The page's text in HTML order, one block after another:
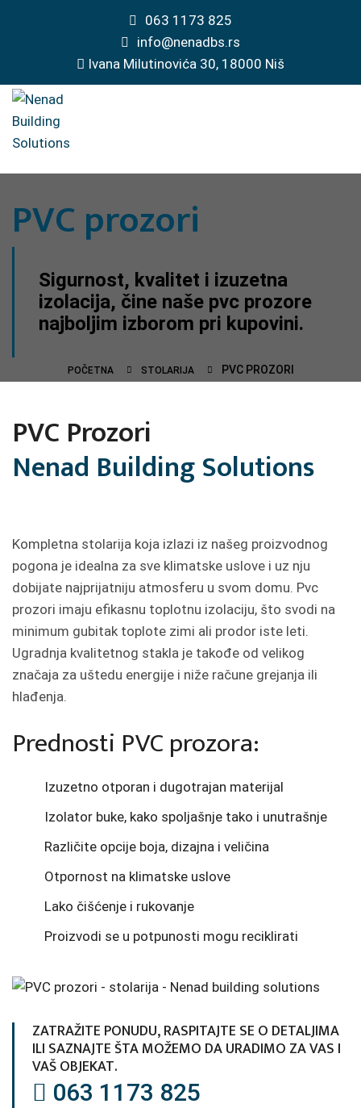
063 1173 825
info@nenadbs.rs
Ivana Milutinovića 30, 18000 Niš
PVC prozori
Sigurnost, kvalitet i izuzetna
izolacija, čine naše pvc prozore
najboljim izborom pri kupovini.
POČETNA STOLARIJA PVC PROZORI
PVC Prozori
Nenad Building Solutions
Kompletna stolarija koja izlazi iz našeg proizvodnog
pogona je idealna za sve klimatske uslove i uz nju
dobijate najprijatniju atmosferu u svom domu. Pvc
prozori imaju efikasnu toplotnu izolaciju, što svodi na
minimum gubitak toplote zimi ali prodor iste leti.
Ugradnja kvalitetnog stakla je takođe od velikog
značaja za uštedu energije i niže račune grejanja ili
hlađenja.
Prednosti PVC prozora:
Izuzetno otporan i dugotrajan materijal
Izolator buke, kako spoljašnje tako i unutrašnje
Različite opcije boja, dizajna i veličina
Otpornost na klimatske uslove
Lako čišćenje i rukovanje
Proizvodi se u potpunosti mogu reciklirati
ZATRAŽITE PONUDU, RASPITAJTE SE O DETALJIMA
ILI SAZNAJTE ŠTA MOŽEMO DA URADIMO ZA VAS I
VAŠ OBJEKAT.
063 1173 825